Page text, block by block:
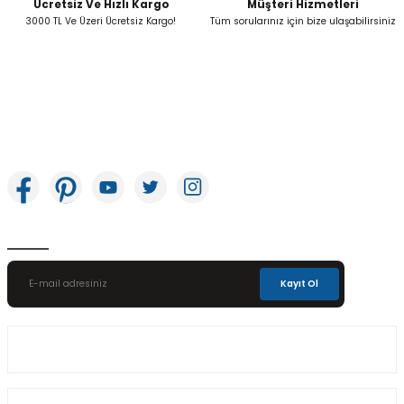
Gönder
Ücretsiz Ve Hızlı Kargo
3000 TL Ve Üzeri Ücretsiz Kargo!
Müşteri Hizmetleri
Tüm sorularınız için bize ulaşabilirsiniz
Kayıt Ol